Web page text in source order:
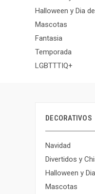
Halloween y Dia
Mascotas
Fantasia
Temporada
LGBTTTIQ+
DECORATIVOS
Navidad
Divertidos y
Halloween y
Mascotas